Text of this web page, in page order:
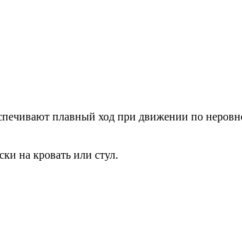
плавный ход при движении по
на кровать или стул.